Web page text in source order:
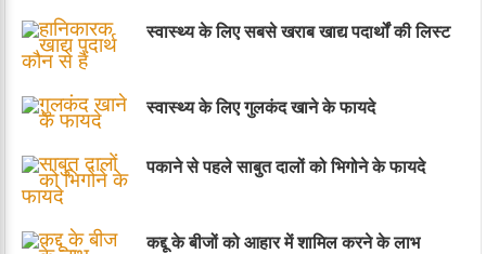
स्वास्थ्य के लिए सबसे खराब खाद्य पदार्थों की लिस्ट
स्वास्थ्य के लिए गुलकंद खाने के फायदे
पकाने से पहले साबुत दालों को भिगोने के फायदे
कद्दू के बीजों को आहार में शामिल करने के लाभ